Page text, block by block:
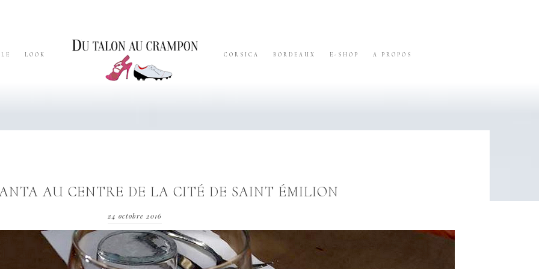
LOOK CORSICA BORDEAUX E-SHOP A PROPOS
AU CENTRE DE LA CITÉ DE SAINT ÉMILION
24 octobre 2016